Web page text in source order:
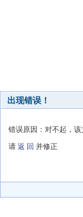
出现错误！
错误原因：对不起，该
请 返 回 并修正